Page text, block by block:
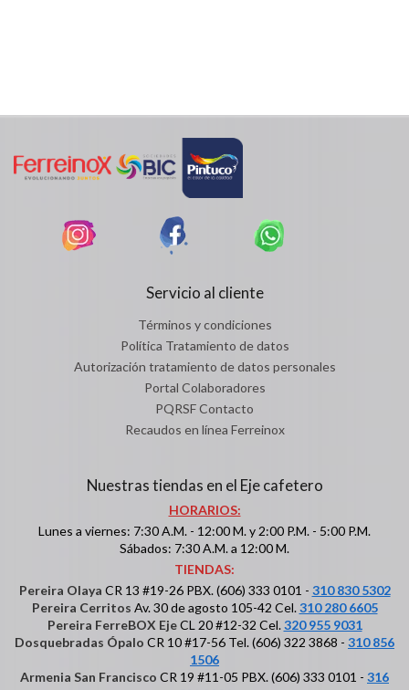
Servicio al cliente
Términos y condiciones
Política Tratamiento de datos
Autorización tratamiento de datos personales
Portal Colaboradores
PQRSF Contacto
Recaudos en línea Ferreinox
Nuestras tiendas en el Eje cafetero
HORARIOS:
Lunes a viernes: 7:30 A.M. - 12:00 M. y 2:00 P.M. - 5:00 P.M.
Sábados: 7:30 A.M. a 12:00 M.
TIENDAS:
Pereira Olaya CR 13 #19-26 PBX. (606) 333 0101 - 310 830 5302
Pereira Cerritos Av. 30 de agosto 105-42 Cel.310 280 6605
Pereira FerreBOX EjeCL 20 #12-32 Cel.320 955 9031
Dosquebradas Ópalo CR 10 #17-56 Tel. (606) 322 3868 - 310 856
1506
Armenia San Francisco CR 19 #11-05 PBX. (606) 333 0101 - 316